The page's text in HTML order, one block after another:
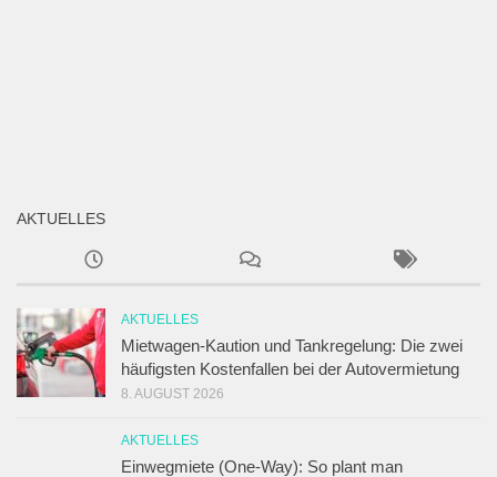
AKTUELLES
AKTUELLES
Mietwagen-Kaution und Tankregelung: Die zwei
häufigsten Kostenfallen bei der Autovermietung
8. AUGUST 2026
AKTUELLES
Einwegmiete (One-Way): So plant man